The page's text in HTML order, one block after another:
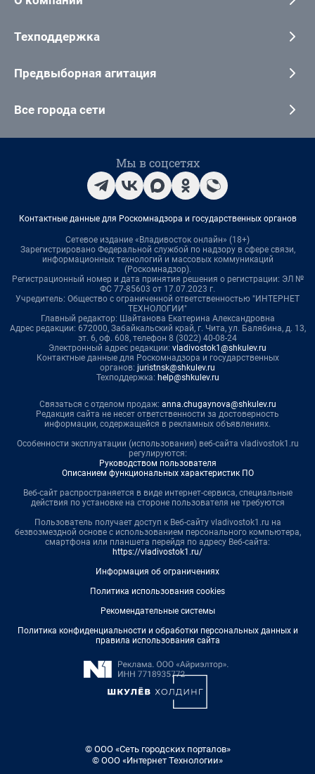
Техподдержка
Предвыборная агитация
Все города сети
Мы в соцсетях
Контактные данные для Роскомнадзора и государственных органов
Сетевое издание «Владивосток онлайн» (18+)
Зарегистрировано Федеральной службой по надзору в сфере связи,
информационных технологий и массовых коммуникаций
(Роскомнадзор).
Регистрационный номер и дата принятия решения о регистрации: ЭЛ №
ФС 77-85603 от 17.07.2023 г.
Учредитель: Общество с ограниченной ответственностью "ИНТЕРНЕТ
ТЕХНОЛОГИИ"
Главный редактор: Шайтанова Екатерина Александровна
Адрес редакции: 672000, Забайкальский край, г. Чита, ул. Балябина, д. 13,
эт. 6, оф. 608, телефон 8 (3022) 40-08-24
Электронный адрес редакции: vladivostok1@shkulev.ru
Контактные данные для Роскомнадзора и государственных
органов: juristnsk@shkulev.ru
Техподдержка: help@shkulev.ru
Связаться с отделом продаж: anna.chugaynova@shkulev.ru
Редакция сайта не несет ответственности за достоверность
информации, содержащейся в рекламных объявлениях.
Особенности эксплуатации (использования) веб-сайта vladivostok1.ru
регулируются:
Руководством пользователя
Описанием функциональных характеристик ПО
Веб-сайт распространяется в виде интернет-сервиса, специальные
действия по установке на стороне пользователя не требуются
Пользователь получает доступ к Веб-сайту vladivostok1.ru на
безвозмездной основе с использованием персонального компьютера,
смартфона или планшета перейдя по адресу Веб-сайта:
https://vladivostok1.ru/
Информация об ограничениях
Политика использования cookies
Рекомендательные системы
Политика конфиденциальности и обработки персональных данных и
правила использования сайта
© ООО «Сеть городских порталов»
© ООО «Интернет Технологии»